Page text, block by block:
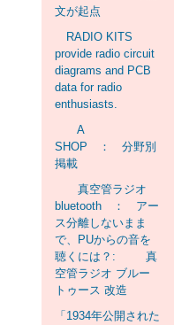
文が起点
RADIO KITS
provide radio circuit
diagrams and PCB
data for radio
enthusiasts.
A
SHOP ： 分野別
掲載
真空管ラジオ
bluetooth ： アー
ス分離しないまま
で、PUからの音を
聴くには？: 真
空管ラジオ ブルー
トゥース 改造
「1934年公開された